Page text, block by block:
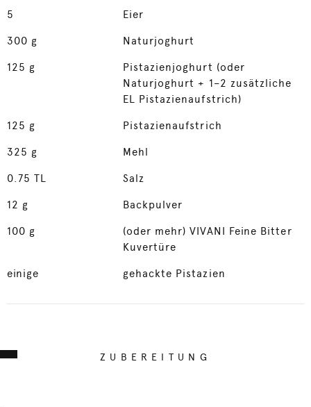
5 Eier
300 g Naturjoghurt
125 g
Pistazienjoghurt (oder
Naturjoghurt + 1–2 zusätzliche
EL Pistazienaufstrich)
125 g Pistazienaufstrich
325 g Mehl
0.75TL Salz
12 g Backpulver
100 g
(oder mehr) VIVANI Feine Bitter
Kuvertüre
einige gehackte Pistazien
ZUBEREITUNG